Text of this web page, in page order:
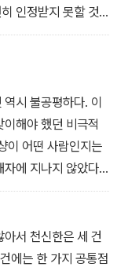
인정받지 못할 것
록을 전부 보관하
부터 다시 읽곤 했
움직이지 않는 천신
한 것은 그 책의 두
사실이었다.
시 불공평하다. 이
해야 했던 비극적
이 어떤 사람인지는
에 지나지 않았다.
전한 '면역'을 지닌
. 100년 후면 기사
이 기사는 한 글자
서 천신한은 세 건
에는 한 가지 공통점